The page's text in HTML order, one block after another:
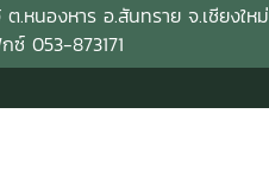
ต.หนองหาร อ.สันทราย จ.เชียงใหม่
053-873171